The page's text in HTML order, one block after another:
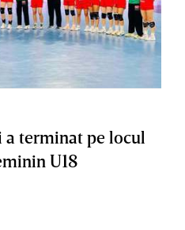
terminat pe locul
U18